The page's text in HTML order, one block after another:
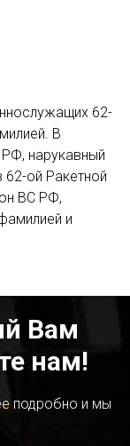
62-
В
нарукавный
ой Ракетной
ВС РФ,
и
Вам
нам!
подробно и мы